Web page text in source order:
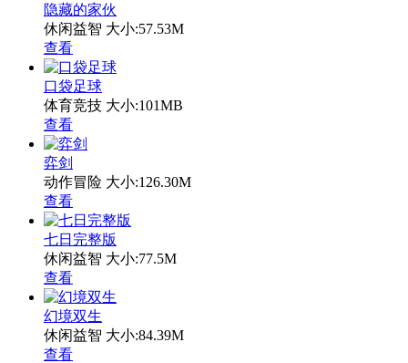
隐藏的家伙
休闲益智 大小:57.53M
查看
口袋足球
体育竞技 大小:101MB
查看
弈剑
动作冒险 大小:126.30M
查看
七日完整版
休闲益智 大小:77.5M
查看
幻境双生
休闲益智 大小:84.39M
查看